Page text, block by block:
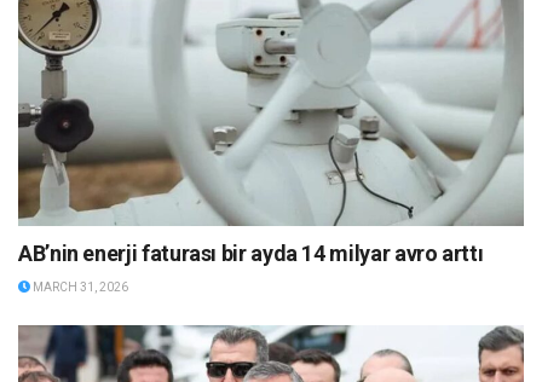
AB’nin enerji faturası bir ayda 14 milyar avro arttı
MARCH 31, 2026